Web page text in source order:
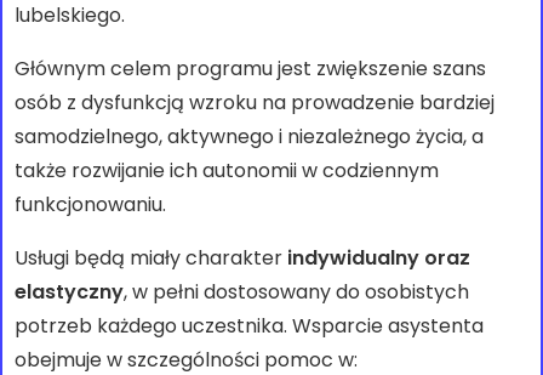
lubelskiego.
Głównym celem programu jest zwiększenie szans
osób z dysfunkcją wzroku na prowadzenie bardziej
samodzielnego, aktywnego i niezależnego życia, a
także rozwijanie ich autonomii w codziennym
funkcjonowaniu.
Usługi będą miały charakter indywidualny oraz
elastyczny, w pełni dostosowany do osobistych
potrzeb każdego uczestnika. Wsparcie asystenta
obejmuje w szczególności pomoc w: